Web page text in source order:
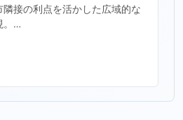
接の利点を活かした広域的な
。…